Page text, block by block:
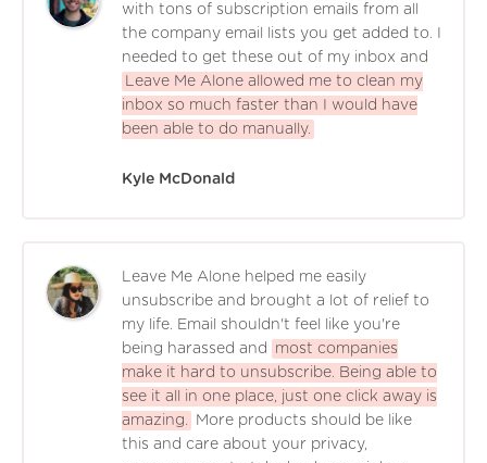
with tons of subscription emails from all
the company email lists you get added to. I
needed to get these out of my inbox and
Leave Me Alone allowed me to clean my
inbox so much faster than I would have
been able to do manually.
Kyle McDonald
Leave Me Alone helped me easily
unsubscribe and brought a lot of relief to
my life. Email shouldn't feel like you're
being harassed and
most companies
make it hard to unsubscribe. Being able to
see it all in one place, just one click away is
amazing.
More products should be like
this and care about your privacy,